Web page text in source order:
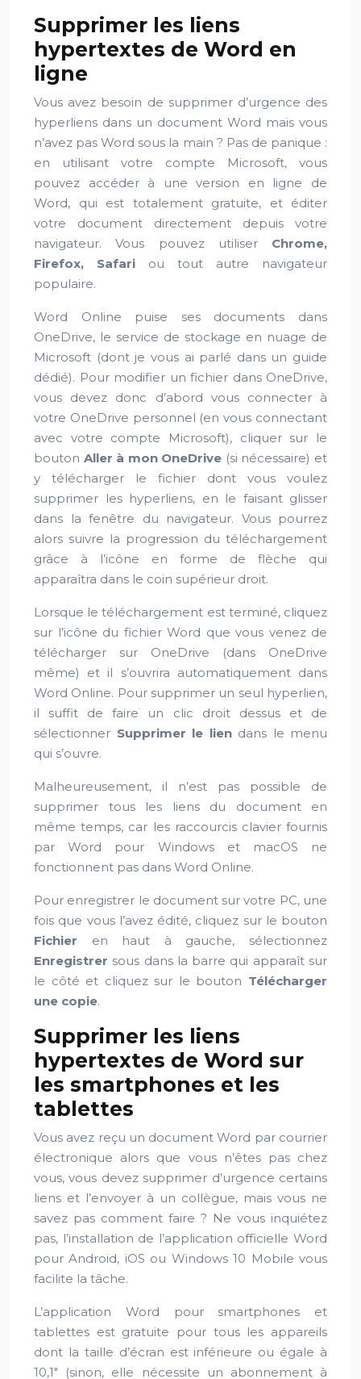
Supprimer les liens
hypertextes de Word en
ligne
Vous avez besoin de supprimer d’urgence des
hyperliens dans un document Word mais vous
n’avez pas Word sous la main ? Pas de panique :
en utilisant votre compte Microsoft, vous
pouvez accéder à une version en ligne de
Word, qui est totalement gratuite, et éditer
votre document directement depuis votre
navigateur. Vous pouvez utiliser Chrome,
Firefox, Safari ou tout autre navigateur
populaire.
Word Online puise ses documents dans
OneDrive, le service de stockage en nuage de
Microsoft (dont je vous ai parlé dans un guide
dédié). Pour modifier un fichier dans OneDrive,
vous devez donc d’abord vous connecter à
votre OneDrive personnel (en vous connectant
avec votre compte Microsoft), cliquer sur le
bouton Aller à mon OneDrive (si nécessaire) et
y télécharger le fichier dont vous voulez
supprimer les hyperliens, en le faisant glisser
dans la fenêtre du navigateur. Vous pourrez
alors suivre la progression du téléchargement
grâce à l’icône en forme de flèche qui
apparaîtra dans le coin supérieur droit.
Lorsque le téléchargement est terminé, cliquez
sur l’icône du fichier Word que vous venez de
télécharger sur OneDrive (dans OneDrive
même) et il s’ouvrira automatiquement dans
Word Online. Pour supprimer un seul hyperlien,
il suffit de faire un clic droit dessus et de
sélectionner Supprimer le liendans le menu
qui s’ouvre.
Malheureusement, il n’est pas possible de
supprimer tous les liens du document en
même temps, car les raccourcis clavier fournis
par Word pour Windows et macOS ne
fonctionnent pas dans Word Online.
Pour enregistrer le document sur votre PC, une
fois que vous l’avez édité, cliquez sur le bouton
Fichier en haut à gauche, sélectionnez
Enregistrer sous dans la barre qui apparaît sur
le côté et cliquez sur le bouton Télécharger
une copie.
Supprimer les liens
hypertextes de Word sur
les smartphones et les
tablettes
Vous avez reçu un document Word par courrier
électronique alors que vous n’êtes pas chez
vous, vous devez supprimer d’urgence certains
liens et l’envoyer à un collègue, mais vous ne
savez pas comment faire ? Ne vous inquiétez
pas, l’installation de l’application officielle Word
pour Android, iOS ou Windows 10 Mobile vous
facilite la tâche.
L’application Word pour smartphones et
tablettes est gratuite pour tous les appareils
dont la taille d’écran est inférieure ou égale à
10,1″ (sinon, elle nécessite un abonnement à